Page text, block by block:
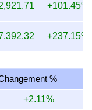
+101.45%
+237.15%
%
+2.11%